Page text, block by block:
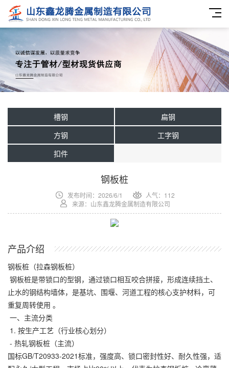
槽钢
扁钢
方钢
工字钢
扣件
钢板桩
发布时间：2026/6/1
人气：112
来源：山东鑫龙腾金属制造有限公司
产品介绍
钢板桩（拉森钢板桩）
钢板桩是带锁口的型钢，通过锁口相互咬合拼接，形成连续挡土、
止水的钢结构墙体，是基坑、围堰、河道工程的核心支护材料，可
重复周转使用 。
一、主流分类
1. 按生产工艺（行业核心划分）
- 热轧钢板桩（主流）
国标GB/T20933-2021标准，强度高、锁口密封性好、耐久性强，适